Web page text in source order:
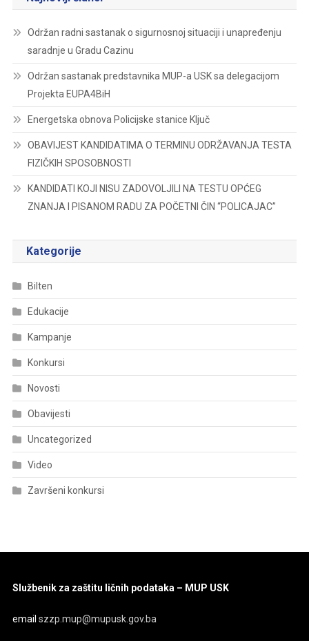
Održan radni sastanak o sigurnosnoj situaciji i unapređenju
saradnje u Gradu Cazinu
Održan sastanak predstavnika MUP-a USK sa delegacijom
Projekta EUPA4BiH
Energetska obnova Policijske stanice Ključ
OBAVIJEST KANDIDATIMA O TERMINU ODRŽAVANJA TESTA
FIZIČKIH SPOSOBNOSTI
KANDIDATI KOJI NISU ZADOVOLJILI NA TESTU OPĆEG
ZNANJA I PISANOM RADU ZA POČETNI ČIN “POLICAJAC”
Kategorije
Bilten
Edukacije
Kampanje
Konkursi
Novosti
Obavijesti
Uncategorized
Video
Završeni konkursi
Službenik za zaštitu ličnih podataka – MUP USK
emailszzp.mup@mupusk.gov.ba